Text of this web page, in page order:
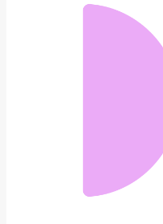
Трипод/монопод